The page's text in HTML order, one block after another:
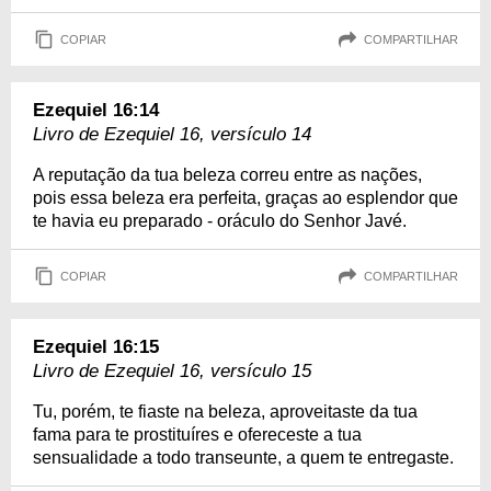
COPIAR COMPARTILHAR
Ezequiel 16:14
Livro de Ezequiel 16, versículo 14
A reputação da tua beleza correu entre as nações,
pois essa beleza era perfeita, graças ao esplendor que
te havia eu preparado - oráculo do Senhor Javé.
COPIAR COMPARTILHAR
Ezequiel 16:15
Livro de Ezequiel 16, versículo 15
Tu, porém, te fiaste na beleza, aproveitaste da tua
fama para te prostituíres e ofereceste a tua
sensualidade a todo transeunte, a quem te entregaste.